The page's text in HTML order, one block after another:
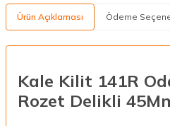
Ürün Açıklaması Ödeme
Kale Kilit 141R
Rozet Delikli